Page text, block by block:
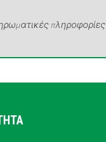
πληροφορίες